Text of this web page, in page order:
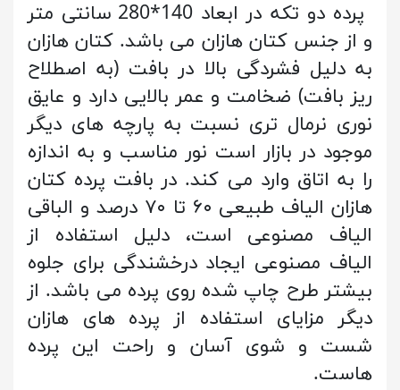
پرده دو تکه در ابعاد 140*280 سانتی متر
و از جنس کتان هازان می باشد. کتان هازان
به دلیل فشردگی بالا در بافت (به اصطلاح
ریز بافت) ضخامت و عمر بالایی دارد و عایق
نوری نرمال تری نسبت به پارچه های دیگر
موجود در بازار است نور مناسب و به اندازه
را به اتاق وارد می کند. در بافت پرده کتان
هازان الیاف طبیعی ۶۰ تا ۷۰ درصد و الباقی
الیاف مصنوعی است، دلیل استفاده از
الیاف مصنوعی ایجاد درخشندگی برای جلوه
بیشتر طرح چاپ شده روی پرده می باشد. از
دیگر مزایای استفاده از پرده های هازان
شست و شوی آسان و راحت این پرده
هاست.